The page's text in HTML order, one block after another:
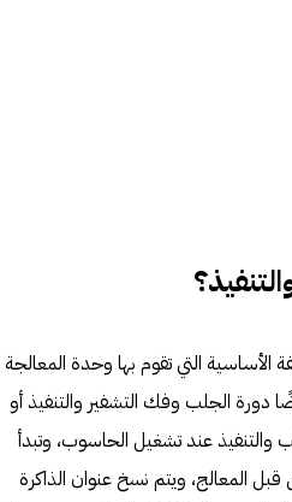
الأساسية التي تقوم بها وحدة المعالجة
دورة الجلب وفك التشفير والتنفيذ أو
والتنفيذ عند تشغيل الحاسوب، وتبدأ
المعالج، ويتم نسخ عنوان الذاكرة